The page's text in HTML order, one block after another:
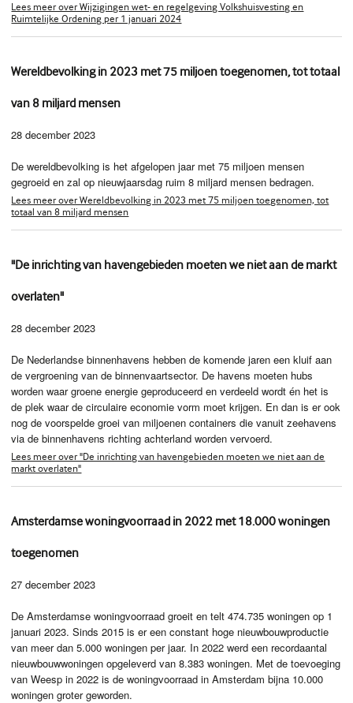
Lees meer over Wijzigingen wet- en regelgeving Volkshuisvesting en
Ruimtelijke Ordening per 1 januari 2024
Wereldbevolking in 2023 met 75 miljoen toegenomen, tot totaal
van 8 miljard mensen
28 december 2023
De wereldbevolking is het afgelopen jaar met 75 miljoen mensen
gegroeid en zal op nieuwjaarsdag ruim 8 miljard mensen bedragen.
Lees meer over Wereldbevolking in 2023 met 75 miljoen toegenomen, tot
totaal van 8 miljard mensen
"De inrichting van havengebieden moeten we niet aan de markt
overlaten"
28 december 2023
De Nederlandse binnenhavens hebben de komende jaren een kluif aan
de vergroening van de binnenvaartsector. De havens moeten hubs
worden waar groene energie geproduceerd en verdeeld wordt én het is
de plek waar de circulaire economie vorm moet krijgen. En dan is er ook
nog de voorspelde groei van miljoenen containers die vanuit zeehavens
via de binnenhavens richting achterland worden vervoerd.
Lees meer over "De inrichting van havengebieden moeten we niet aan de
markt overlaten"
Amsterdamse woningvoorraad in 2022 met 18.000 woningen
toegenomen
27 december 2023
De Amsterdamse woningvoorraad groeit en telt 474.735 woningen op 1
januari 2023. Sinds 2015 is er een constant hoge nieuwbouwproductie
van meer dan 5.000 woningen per jaar. In 2022 werd een recordaantal
nieuwbouwwoningen opgeleverd van 8.383 woningen. Met de toevoeging
van Weesp in 2022 is de woningvoorraad in Amsterdam bijna 10.000
woningen groter geworden.